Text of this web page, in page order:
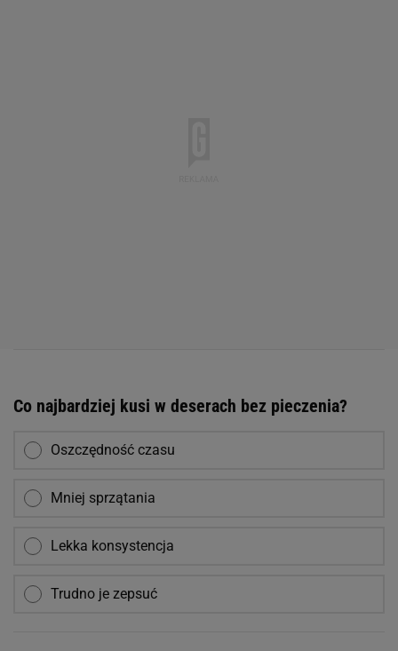
Co najbardziej kusi w deserach bez pieczenia?
Oszczędność czasu
Mniej sprzątania
Lekka konsystencja
Trudno je zepsuć